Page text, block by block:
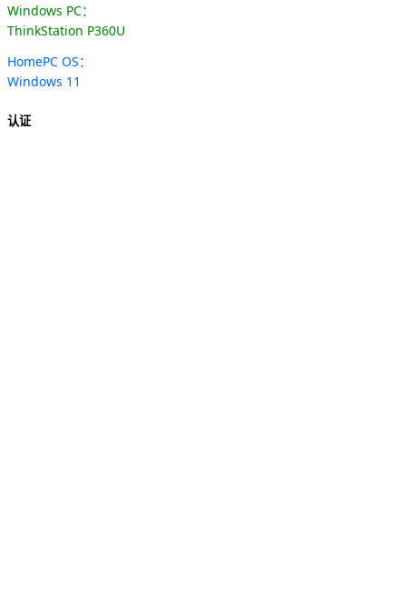
Windows PC：
ThinkStation P360U
HomePC OS：
Windows 11
认证